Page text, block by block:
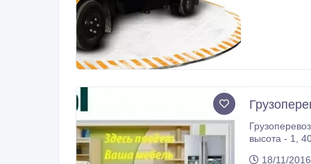
Грузоперевозки по городу, области, РК, РФ, на а/м Газель
высота - 1, 40 м, длина - 3, 00 м, ширина - 1, 85 м. Контроль вашего груза в режиме онлайн системой GPS мониторинга.
18/11/